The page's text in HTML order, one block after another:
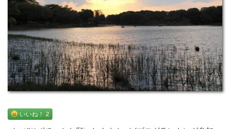
いいね！ 2